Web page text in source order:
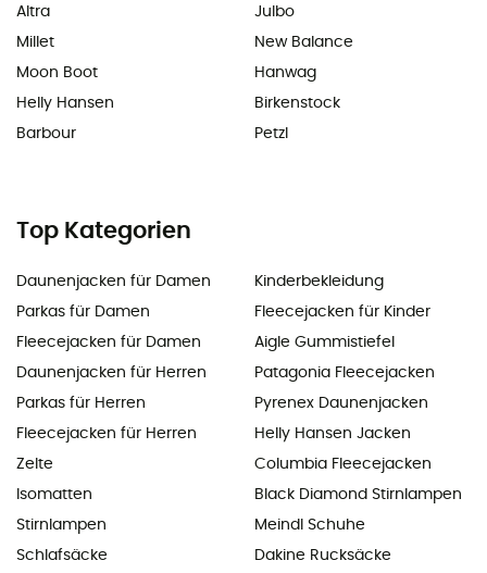
Altra
Millet
Moon Boot
Helly Hansen
Barbour
Julbo
New Balance
Hanwag
Birkenstock
Petzl
Top Kategorien
Daunenjacken für Damen
Parkas für Damen
Fleecejacken für Damen
Daunenjacken für Herren
Parkas für Herren
Fleecejacken für Herren
Zelte
Isomatten
Stirnlampen
Schlafsäcke
Kinderbekleidung
Fleecejacken für Kinder
Aigle Gummistiefel
Patagonia Fleecejacken
Pyrenex Daunenjacken
Helly Hansen Jacken
Columbia Fleecejacken
Black Diamond Stirnlampen
Meindl Schuhe
Dakine Rucksäcke